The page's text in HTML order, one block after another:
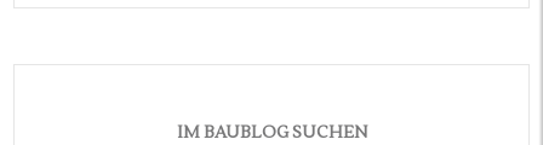
IM BAUBLOG SUCHEN